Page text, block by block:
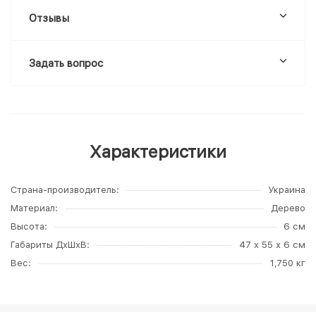
Отзывы
Задать вопрос
Характеристики
Страна-производитель
Украина
Материал
Дерево
Высота
6 см
Габариты ДхШхВ
47 х 55 х 6 см
Вес
1,750 кг